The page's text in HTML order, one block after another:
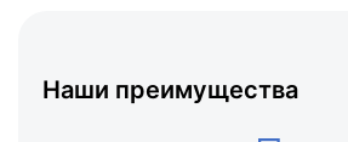
Наши преимущества